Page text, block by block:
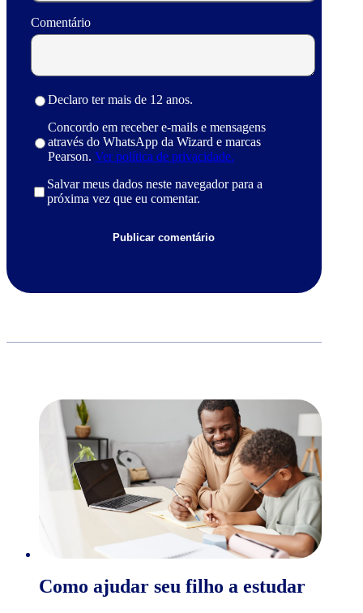
Comentário
Declaro ter mais de 12 anos.
Concordo em receber e-mails e mensagens
através do WhatsApp da Wizard e marcas
Pearson. Ver política de privacidade.
Salvar meus dados neste navegador para a
próxima vez que eu comentar.
Como ajudar seu filho a estudar